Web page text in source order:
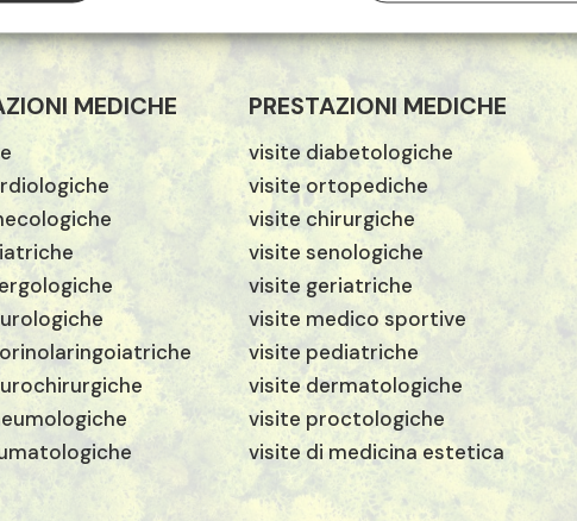
MEDICHE PRESTAZIONI MEDICHE
visite diabetologiche
visite ortopediche
visite chirurgiche
visite senologiche
visite geriatriche
visite medico sportive
visite pediatriche
visite dermatologiche
visite proctologiche
visite di medicina estetica